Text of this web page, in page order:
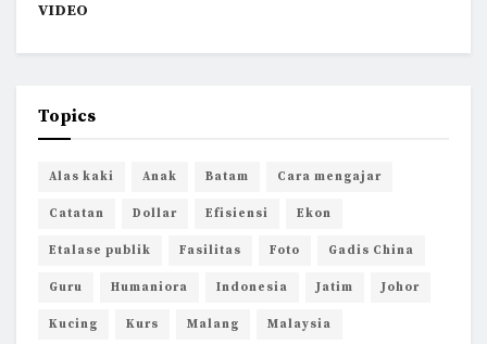
VIDEO
Topics
Alas kaki Anak Batam Cara mengajar
Catatan Dollar Efisiensi Ekon
Etalase publik Fasilitas Foto Gadis China
Guru Humaniora Indonesia Jatim Johor
Kucing Kurs Malang Malaysia